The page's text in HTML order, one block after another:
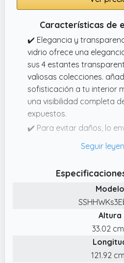
Características de
✔️ Elegancia y
vidrio ofrece una
sus 4 estantes
valiosas colecciones.
sofisticación a tu interior
una visibilidad completa
expuestos.
✔️ Para evitar daños, lo
momentos, si solo recibe
acristalado de 2 puertas)
✔️ Versátil para todas tus
sea que exhibas figuras,
de arte, esta vitrina es la
todas tus colecciones.
dimensiones y su diseño
permiten presentar tus
Modelo
Altura
33.02
121.92